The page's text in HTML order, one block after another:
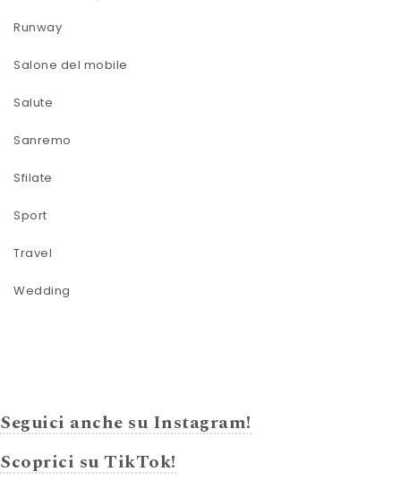
Runway
Salone del mobile
Salute
Sanremo
Sfilate
Sport
Travel
Wedding
Seguici anche su Instagram!
Scoprici su TikTok!